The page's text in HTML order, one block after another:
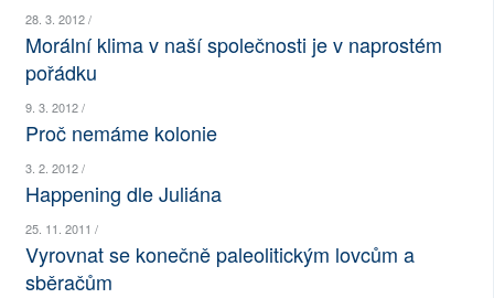
SOCIÁLNÍ SÍTĚ
RUBRIKY
PLNÁ VERZE STRÁNEK
28. 3. 2012 /
Morální klima v naší společnosti je v naprostém
pořádku
9. 3. 2012 /
Proč nemáme kolonie
3. 2. 2012 /
Happening dle Juliána
25. 11. 2011 /
Vyrovnat se konečně paleolitickým lovcům a
sběračům